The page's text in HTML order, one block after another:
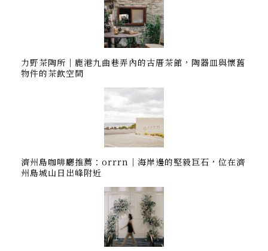
力野茶陶所｜鹿港九曲巷弄內的古厝茶館，陶器皿與懷舊
物件的茶飲空間
濟州島咖啡廳推薦：orrrn｜海岸邊的堅毅巨石，位在濟
州島城山日出峰附近